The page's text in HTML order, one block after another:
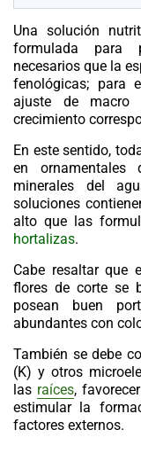
Una solución
formulada para
necesarios que la
fenológicas; para
ajuste de macro
crecimiento
En este sentido,
en
minerales del
soluciones
alto que las
hortalizas.
Cabe resaltar que
flores de corte se
posean buen
abundantes con
También se debe
(K) y otros
las raíces,
estimular la
factores externos.